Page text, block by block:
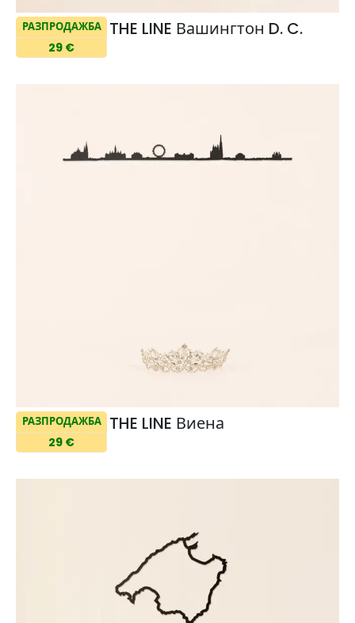
РАЗПРОДАЖБА
29 €
THE LINE Вашингтон D. C.
РАЗПРОДАЖБА
29 €
THE LINE Виена